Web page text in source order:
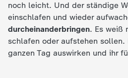
Z
D
noch leicht. Und der ständige
einschlafen und wieder
durcheinanderbringen. Es weiß
schlafen oder aufstehen sollen.
ganzen Tag auswirken und ihr